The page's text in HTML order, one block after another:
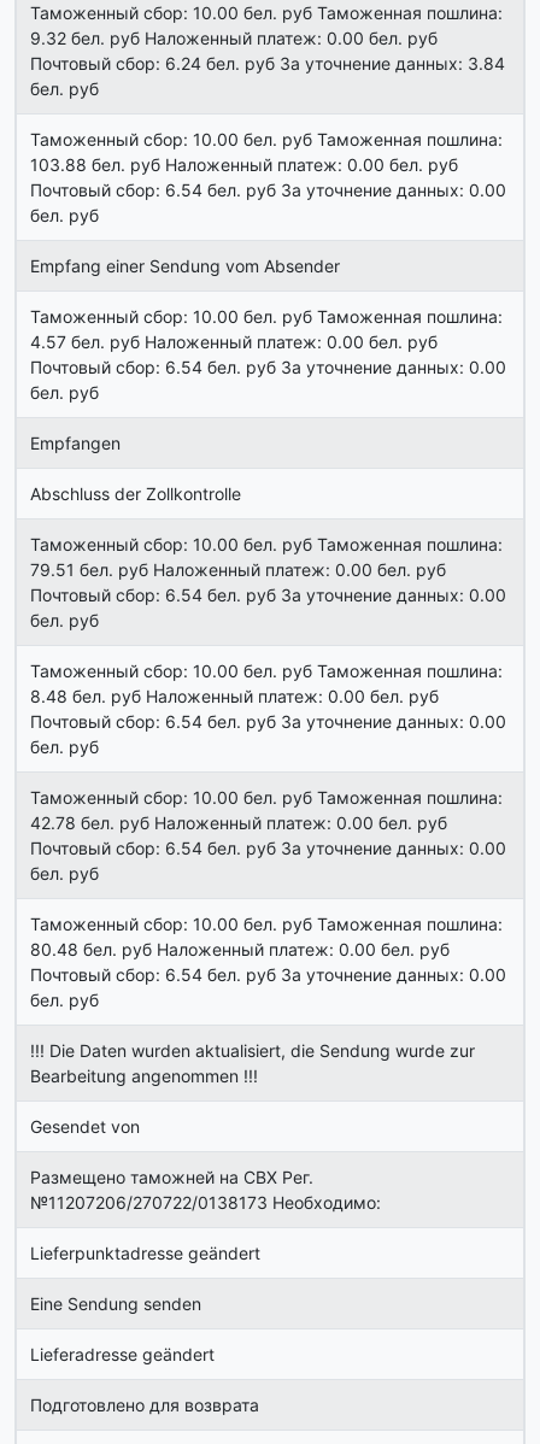
Таможенный сбор: 10.00 бел. руб Таможенная пошлина:
9.32 бел. руб Наложенный платеж: 0.00 бел. руб
Почтовый сбор: 6.24 бел. руб За уточнение данных: 3.84
бел. руб
Таможенный сбор: 10.00 бел. руб Таможенная пошлина:
103.88 бел. руб Наложенный платеж: 0.00 бел. руб
Почтовый сбор: 6.54 бел. руб За уточнение данных: 0.00
бел. руб
Empfang einer Sendung vom Absender
Таможенный сбор: 10.00 бел. руб Таможенная пошлина:
4.57 бел. руб Наложенный платеж: 0.00 бел. руб
Почтовый сбор: 6.54 бел. руб За уточнение данных: 0.00
бел. руб
Empfangen
Abschluss der Zollkontrolle
Таможенный сбор: 10.00 бел. руб Таможенная пошлина:
79.51 бел. руб Наложенный платеж: 0.00 бел. руб
Почтовый сбор: 6.54 бел. руб За уточнение данных: 0.00
бел. руб
Таможенный сбор: 10.00 бел. руб Таможенная пошлина:
8.48 бел. руб Наложенный платеж: 0.00 бел. руб
Почтовый сбор: 6.54 бел. руб За уточнение данных: 0.00
бел. руб
Таможенный сбор: 10.00 бел. руб Таможенная пошлина:
42.78 бел. руб Наложенный платеж: 0.00 бел. руб
Почтовый сбор: 6.54 бел. руб За уточнение данных: 0.00
бел. руб
Таможенный сбор: 10.00 бел. руб Таможенная пошлина:
80.48 бел. руб Наложенный платеж: 0.00 бел. руб
Почтовый сбор: 6.54 бел. руб За уточнение данных: 0.00
бел. руб
!!! Die Daten wurden aktualisiert, die Sendung wurde zur
Bearbeitung angenommen !!!
Gesendet von
Размещено таможней на СВХ Рег.
№11207206/270722/0138173 Необходимо:
Lieferpunktadresse geändert
Eine Sendung senden
Lieferadresse geändert
Подготовлено для возврата